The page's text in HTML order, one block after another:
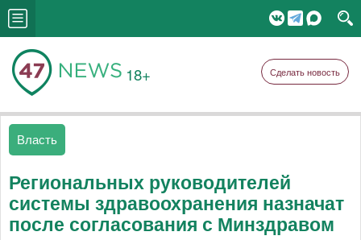
18+ Сделать новость
Власть
Региональных руководителей
системы здравоохранения назначат
после согласования с Минздравом